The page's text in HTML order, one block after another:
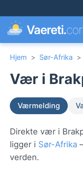
Vaereti.
Hjem > Sør-Afrika >
Vær i
Værmelding
Direkte vær i
ligger i Sør-Afrika
verden.